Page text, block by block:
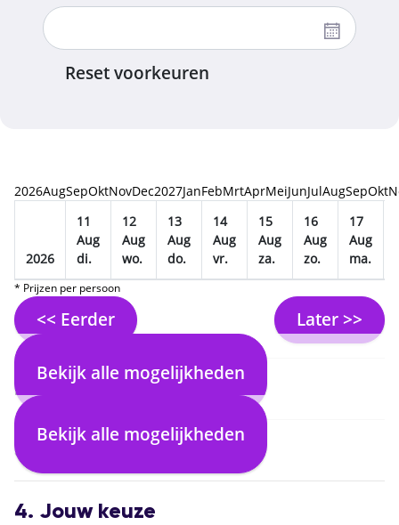
Reset voorkeuren
2026AugSepOktNovDec2027JanFebMrtAprMeiJunJulAugSepOkt
2026
11
Aug
di.
12
Aug
wo.
13
Aug
do.
14
Aug
vr.
15
Aug
za.
16
Aug
zo.
17
Aug
ma.
* Prijzen per persoon
<< Eerder Later >>
2. Selecteer vlucht
Bekijk alle mogelijkheden
3. Selecteer verblijf
Bekijk alle mogelijkheden
4. Jouw keuze